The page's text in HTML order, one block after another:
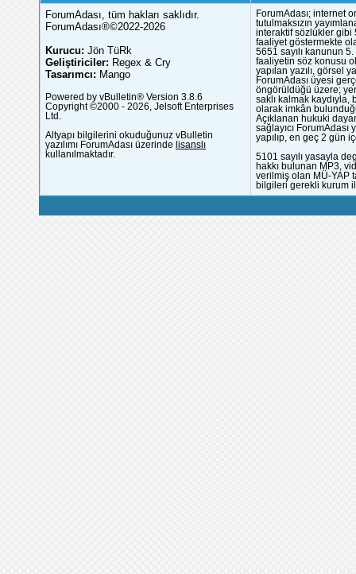
ForumAdası, tüm hakları saklıdır.
ForumAdası®©2022-2026
Kurucu: Jön TüRk
Geliştiriciler: Regex & Cry
Tasarımcı: Mango
Powered by vBulletin® Version 3.8.6
Copyright ©2000 - 2026, Jelsoft Enterprises
Ltd.
Altyapı bilgilerini okuduğunuz vBulletin
yazılımı ForumAdası üzerinde lisanslı
kullanılmaktadır.
ForumAdası; internet
tutulmaksızın
interaktif sözlükler gibi
faaliyet göstermekte
5651 sayılı kanunun
faaliyetin söz konusu
yapılan yazılı, görsel
ForumAdası üyesi
öngörüldüğü üzere;
saklı kalmak
olarak imkân
Açıklanan hukuki
sağlayıcı
yapılıp, en geç 2 gün
5101 sayılı yasayla
hakkı bulunan MP3,
verilmiş olan MÜ-YAP
bilgileri gerekli kurum